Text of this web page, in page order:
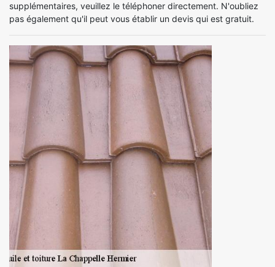
supplémentaires, veuillez le téléphoner directement. N'oubliez
pas également qu'il peut vous établir un devis qui est gratuit.